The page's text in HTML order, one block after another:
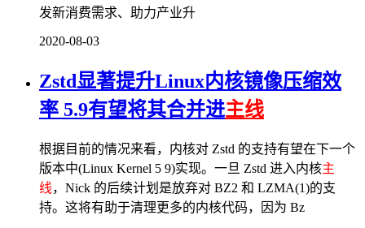
发新消费需求、助力产业升
2020-08-03
Zstd显著提升Linux内核镜像压缩效
率 5.9有望将其合并进主线
根据目前的情况来看，内核对 Zstd 的支持有望在下一个
版本中(Linux Kernel 5 9)实现。一旦 Zstd 进入内核主
线，Nick 的后续计划是放弃对 BZ2 和 LZMA(1)的支
持。这将有助于清理更多的内核代码，因为 Bz